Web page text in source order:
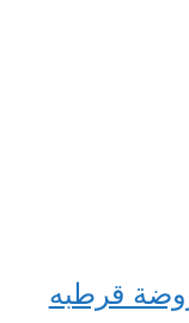
قرطبه